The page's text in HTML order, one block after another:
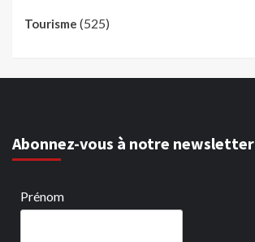
Tourisme (525)
Abonnez-vous à notre newsletter
Prénom